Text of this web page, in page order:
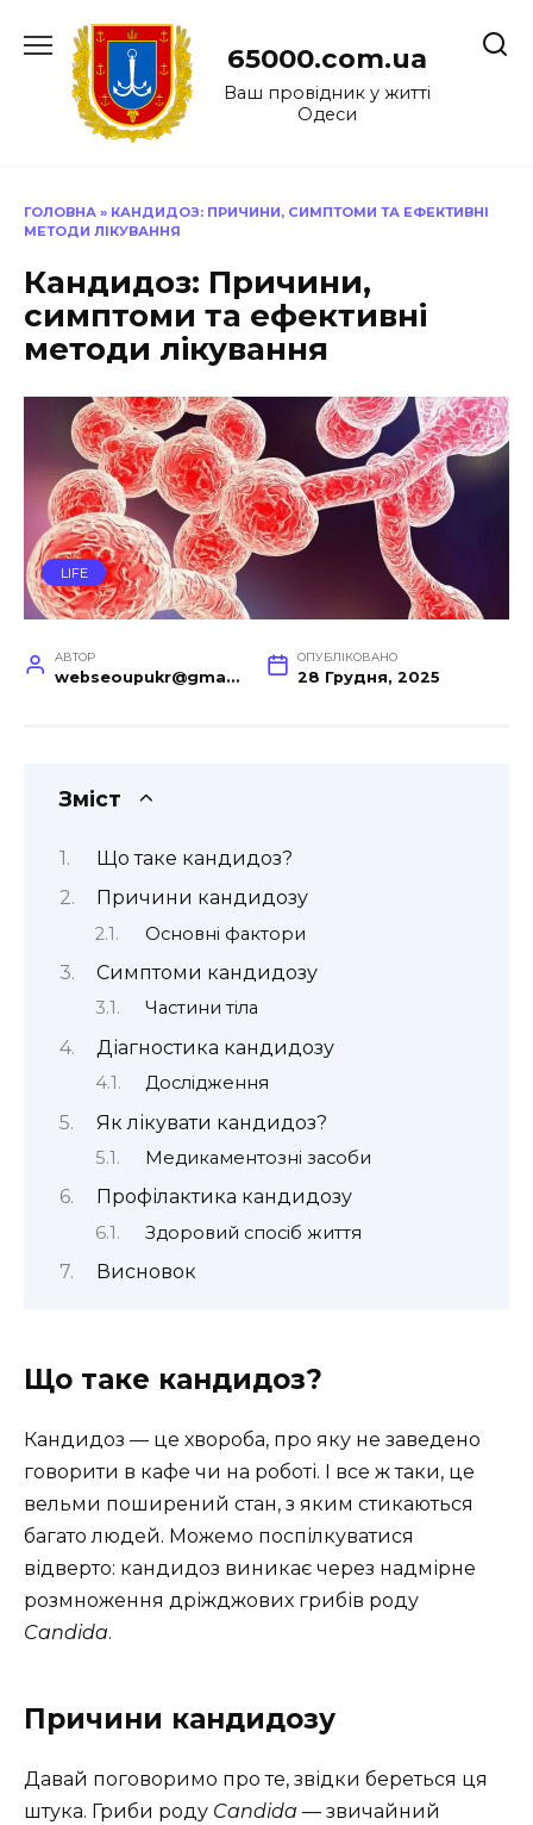
до
65000.com.ua
Ваш провідник у житті
Одеси
ГОЛОВНА » КАНДИДОЗ: ПРИЧИНИ, СИМПТОМИ ТА ЕФЕКТИВНІ
МЕТОДИ ЛІКУВАННЯ
Кандидоз: Причини,
симптоми та ефективні
методи лікування
LIFE
АВТОР
webseoupukr@gmail.com
ОПУБЛІКОВАНО
28 Грудня, 2025
Зміст
Що таке кандидоз?
Причини кандидозу
Основні фактори
Симптоми кандидозу
Частини тіла
Діагностика кандидозу
Дослідження
Як лікувати кандидоз?
Медикаментозні засоби
Профілактика кандидозу
Здоровий спосіб життя
Висновок
Що таке кандидоз?
Кандидоз — це хвороба, про яку не заведено
говорити в кафе чи на роботі. І все ж таки, це
вельми поширений стан, з яким стикаються
багато людей. Можемо поспілкуватися
відверто: кандидоз виникає через надмірне
розмноження дріжджових грибів роду
Candida.
Причини кандидозу
Давай поговоримо про те, звідки береться ця
штука. Гриби роду Candida — звичайний